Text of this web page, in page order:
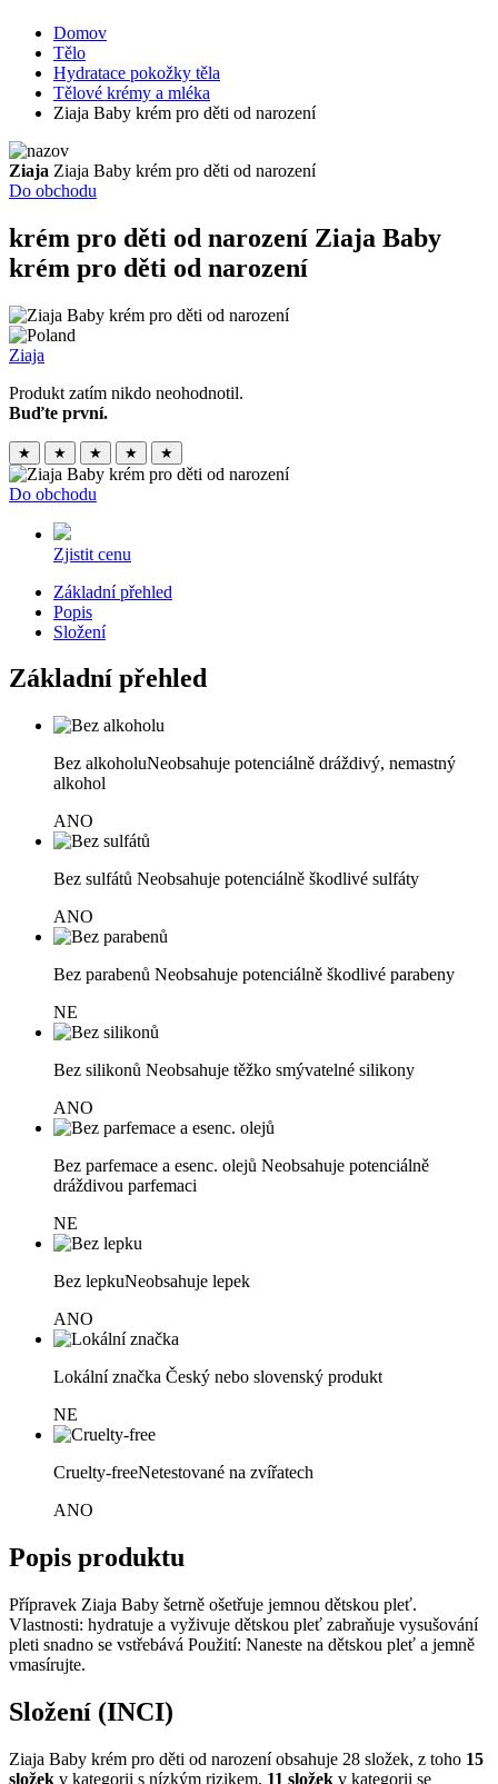
Domov
Tělo
Hydratace pokožky těla
Tělové krémy a mléka
Ziaja Baby krém pro děti od narození
Ziaja Ziaja Baby krém pro děti od narození
Do obchodu
krém pro děti od narození Ziaja Baby
krém pro děti od narození
Ziaja
Produkt zatím nikdo neohodnotil.
Buďte první.
★ ★ ★ ★ ★
Do obchodu
Zjistit cenu
Základní přehled
Popis
Složení
Základní přehled
Bez alkoholuNeobsahuje potenciálně dráždivý, nemastný
alkohol
ANO
Bez sulfátů Neobsahuje potenciálně škodlivé sulfáty
ANO
Bez parabenů Neobsahuje potenciálně škodlivé parabeny
NE
Bez silikonů Neobsahuje těžko smývatelné silikony
ANO
Bez parfemace a esenc. olejů Neobsahuje potenciálně
dráždivou parfemaci
NE
Bez lepkuNeobsahuje lepek
ANO
Lokální značka Český nebo slovenský produkt
NE
Cruelty-freeNetestované na zvířatech
ANO
Popis produktu
Přípravek Ziaja Baby šetrně ošetřuje jemnou dětskou pleť.
Vlastnosti: hydratuje a vyživuje dětskou pleť zabraňuje vysušování
pleti snadno se vstřebává Použití: Naneste na dětskou pleť a jemně
vmasírujte.
Složení (INCI)
Ziaja Baby krém pro děti od narození obsahuje 28 složek, z toho 15
složek v kategorii s nízkým rizikem, 11 složek v kategorii se